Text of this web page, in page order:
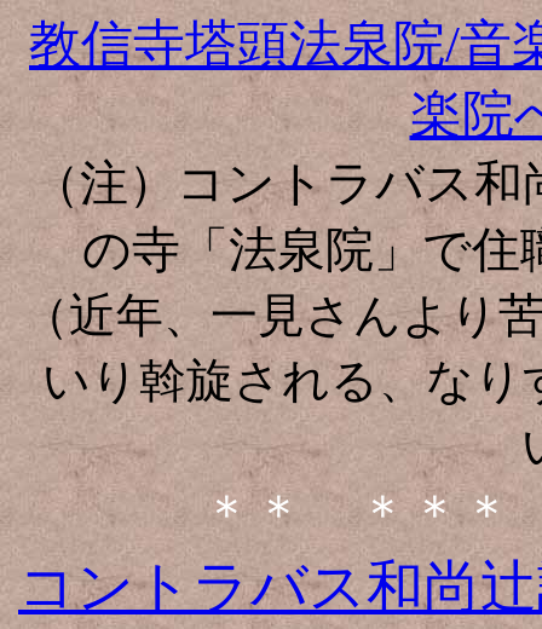
教信寺塔頭法泉院/音
楽院
（注）コントラバス
の寺「法泉院」で住
（近年、一見さんより
いり斡旋される、な
＊＊ ＊＊
コントラバス和尚